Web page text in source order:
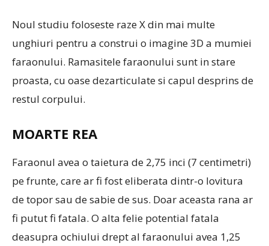
Noul studiu foloseste raze X din mai multe
unghiuri pentru a construi o imagine 3D a mumiei
faraonului. Ramasitele faraonului sunt in stare
proasta, cu oase dezarticulate si capul desprins de
restul corpului.
MOARTE REA
Faraonul avea o taietura de 2,75 inci (7 centimetri)
pe frunte, care ar fi fost eliberata dintr-o lovitura
de topor sau de sabie de sus. Doar aceasta rana ar
fi putut fi fatala. O alta felie potential fatala
deasupra ochiului drept al faraonului avea 1,25